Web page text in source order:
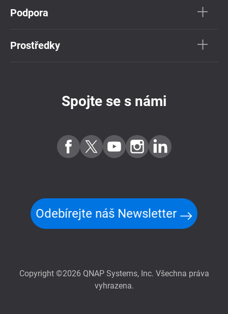
Podpora
Prostředky
Spojte se s námi
Odebírejte náš Newsletter
Copyright ©2026 QNAP Systems, Inc. Všechna práva
vyhrazena.